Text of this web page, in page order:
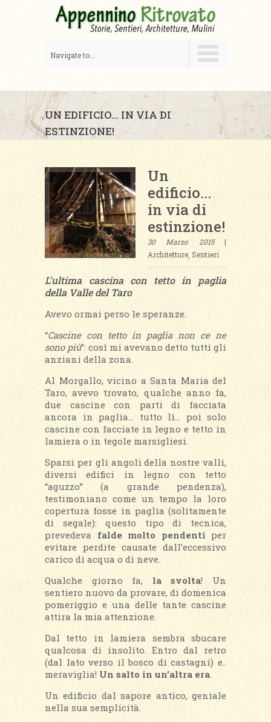
Navigate to...
UN EDIFICIO... IN VIA DI
ESTINZIONE!
Un
edificio...
in via di
estinzione!
30 Marzo 2015|
Architetture, Sentieri
L'ultima cascina con tetto in paglia
della Valle del Taro
Avevo ormai perso le speranze.
“Cascine con tetto in paglia non ce ne
sono più”: così mi avevano detto tutti gli
anziani della zona.
Al Morgallo, vicino a Santa Maria del
Taro, avevo trovato, qualche anno fa,
due cascine con parti di facciata
ancora in paglia… tutto lì… poi solo
cascine con facciate in legno e tetto in
lamiera o in tegole marsigliesi.
Sparsi per gli angoli della nostre valli,
diversi edifici in legno con tetto
“aguzzo” (a grande pendenza),
testimoniano come un tempo la loro
copertura fosse in paglia (solitamente
di segale): questo tipo di tecnica,
prevedeva falde molto pendenti per
evitare perdite causate dall’eccessivo
carico di acqua o di neve.
Qualche giorno fa, la svolta! Un
sentiero nuovo da provare, di domenica
pomeriggio e una delle tante cascine
attira la mia attenzione.
Dal tetto in lamiera sembra sbucare
qualcosa di insolito. Entro dal retro
(dal lato verso il bosco di castagni) e..
meraviglia! Un salto in un’altra era.
Un edificio dal sapore antico, geniale
nella sua semplicità.